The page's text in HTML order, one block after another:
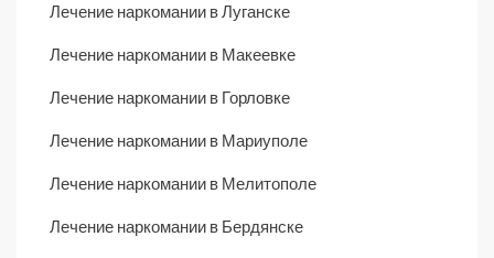
Лечение наркомании в Луганске
Лечение наркомании в Макеевке
Лечение наркомании в Горловке
Лечение наркомании в Мариуполе
Лечение наркомании в Мелитополе
Лечение наркомании в Бердянске